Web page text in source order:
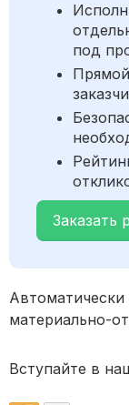
под
Заказать
Автоматически
материально-
Вступайте в